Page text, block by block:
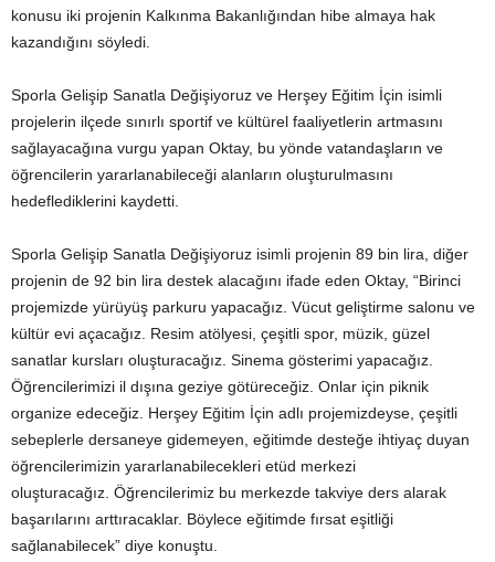
konusu iki projenin Kalkınma Bakanlığından hibe almaya hak
kazandığını söyledi.
Sporla Gelişip Sanatla Değişiyoruz ve Herşey Eğitim İçin isimli
projelerin ilçede sınırlı sportif ve kültürel faaliyetlerin artmasını
sağlayacağına vurgu yapan Oktay, bu yönde vatandaşların ve
öğrencilerin yararlanabileceği alanların oluşturulmasını
hedeflediklerini kaydetti.
Sporla Gelişip Sanatla Değişiyoruz isimli projenin 89 bin lira, diğer
projenin de 92 bin lira destek alacağını ifade eden Oktay, “Birinci
projemizde yürüyüş parkuru yapacağız. Vücut geliştirme salonu ve
kültür evi açacağız. Resim atölyesi, çeşitli spor, müzik, güzel
sanatlar kursları oluşturacağız. Sinema gösterimi yapacağız.
Öğrencilerimizi il dışına geziye götüreceğiz. Onlar için piknik
organize edeceğiz. Herşey Eğitim İçin adlı projemizdeyse, çeşitli
sebeplerle dersaneye gidemeyen, eğitimde desteğe ihtiyaç duyan
öğrencilerimizin yararlanabilecekleri etüd merkezi
oluşturacağız. Öğrencilerimiz bu merkezde takviye ders alarak
başarılarını arttıracaklar. Böylece eğitimde fırsat eşitliği
sağlanabilecek” diye konuştu.